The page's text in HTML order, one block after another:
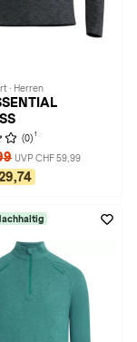
· Herren
(0) 1
UVP CHF 59,99